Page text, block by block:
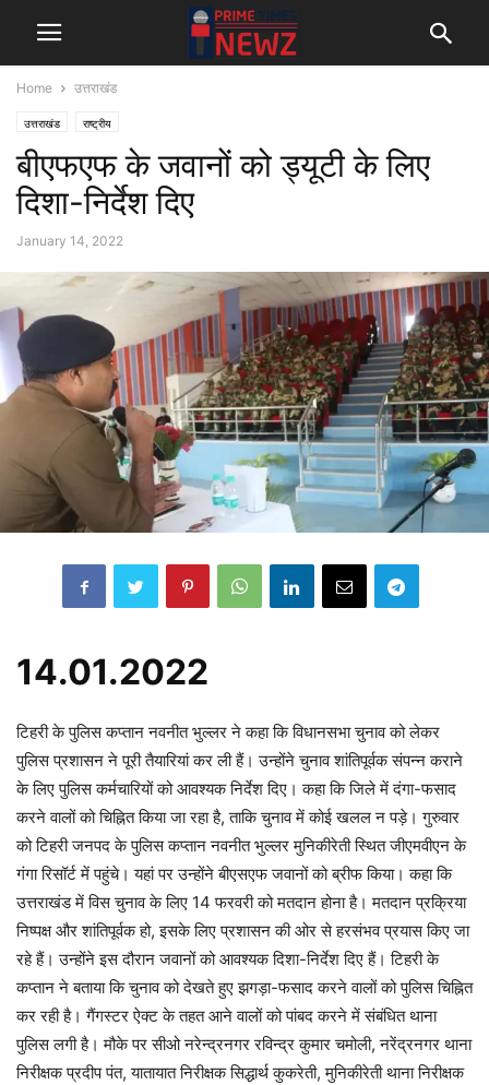
Home उत्तराखंड
उत्तराखंड राष्ट्रीय
बीएफएफ के जवानों को ड्यूटी के लिए
दिशा-निर्देश दिए
January 14, 2022
14.01.2022
टिहरी के पुलिस कप्तान नवनीत भुल्लर ने कहा कि विधानसभा चुनाव को लेकर
पुलिस प्रशासन ने पूरी तैयारियां कर ली हैं। उन्होंने चुनाव शांतिपूर्वक संपन्न कराने
के लिए पुलिस कर्मचारियों को आवश्यक निर्देश दिए। कहा कि जिले में दंगा-फसाद
करने वालों को चिह्नित किया जा रहा है, ताकि चुनाव में कोई खलल न पड़े। गुरुवार
को टिहरी जनपद के पुलिस कप्तान नवनीत भुल्लर मुनिकीरेती स्थित जीएमवीएन के
गंगा रिसॉर्ट में पहुंचे। यहां पर उन्होंने बीएसएफ जवानों को ब्रीफ किया। कहा कि
उत्तराखंड में विस चुनाव के लिए 14 फरवरी को मतदान होना है। मतदान प्रक्रिया
निष्पक्ष और शांतिपूर्वक हो, इसके लिए प्रशासन की ओर से हरसंभव प्रयास किए जा
रहे हैं। उन्होंने इस दौरान जवानों को आवश्यक दिशा-निर्देश दिए हैं। टिहरी के
कप्तान ने बताया कि चुनाव को देखते हुए झगड़ा-फसाद करने वालों को पुलिस चिह्नित
कर रही है। गैंगस्टर ऐक्ट के तहत आने वालों को पांबद करने में संबंधित थाना
पुलिस लगी है। मौके पर सीओ नरेन्द्रनगर रविन्द्र कुमार चमोली, नरेंद्रनगर थाना
निरीक्षक प्रदीप पंत, यातायात निरीक्षक सिद्धार्थ कुकरेती, मुनिकीरेती थाना निरीक्षक